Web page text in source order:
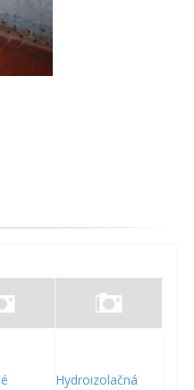
Hydroizolačná